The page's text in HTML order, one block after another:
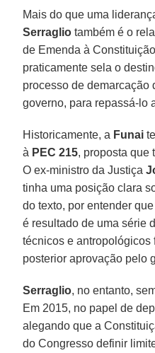
Mais do que uma
Serraglio também é o
de Emenda à
praticamente sela o
processo de demarcação
governo, para repassá-lo
Historicamente, a Funai
à PEC 215, proposta que
O ex-ministro da Justiça
tinha uma posição clara
do texto, por entender
é resultado de uma série
técnicos e antropológicos
posterior aprovação pelo
Serraglio, no entanto,
Em 2015, no papel de
alegando que a
do Congresso definir